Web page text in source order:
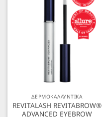
ΔΕΡΜΟΚΑΛΛΥΝΤΙΚΑ
REVITALASH REVITABROW®
ADVANCED EYEBROW